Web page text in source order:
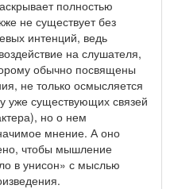
полностью
не существует без
интенций, ведь
на слушателя,
обычно посвящены
не только осмысляется
уже существующих связей
но о нем
мнение. А оно
чтобы мышление
в унисон» с мыслью